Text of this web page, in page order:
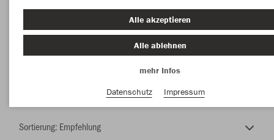
Herzlich Willkommen im Teamshop TV Ostrach
Leichtathletik
Alle akzeptieren
Alle ablehnen
mehr Infos
Datenschutz
Impressum